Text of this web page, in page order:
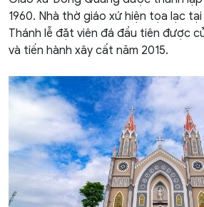
1960. Nhà thờ giáo xứ hiện tọa lạc tại
Thánh lễ đặt viên đá đầu tiên được
và tiến hành xây cất năm 2015.